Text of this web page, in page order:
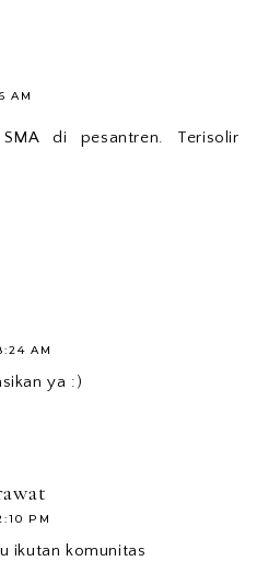
AM
di pesantren. Terisolir
AM
ya :)
PM
ikutan komunitas